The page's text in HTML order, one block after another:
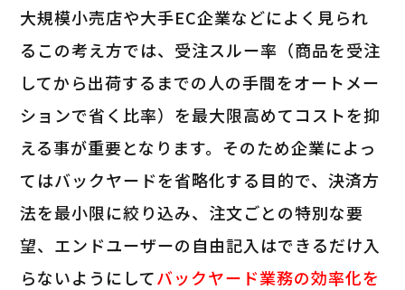
大規模小売店や大手EC企業などによく見られ
るこの考え方では、受注スルー率（商品を受注
してから出荷するまでの人の手間をオートメー
ションで省く比率）を最大限高めてコストを抑
える事が重要となります。そのため企業によっ
てはバックヤードを省略化する目的で、決済方
法を最小限に絞り込み、注文ごとの特別な要
望、エンドユーザーの自由記入はできるだけ入
らないようにしてバックヤード業務の効率化を